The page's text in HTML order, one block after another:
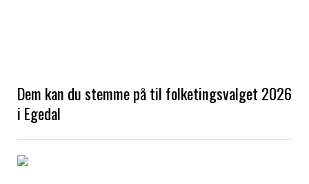
Dem kan du stemme på til folketingsvalget 2026
i Egedal